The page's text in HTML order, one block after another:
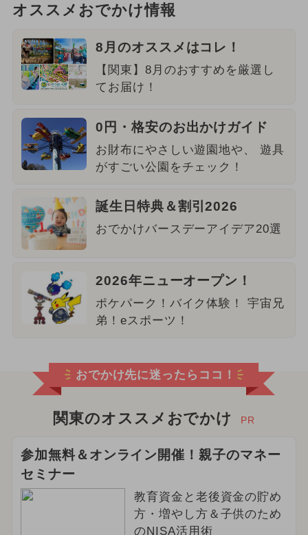
オススメおでかけ情報
8月のオススメはコレ！
【関東】8月のおすすめを厳選し
てお届け！
0円・格安のお出かけガイド
お財布にやさしい遊園地や、 遊具
がすごい公園をチェック！
誕生日特典＆割引2026
おでかけバースデーアイデア20選
2026年ニューオープン！
ポケパーク！バイク体験！ 宇宙兄
弟！eスポーツ！
おでかけ先に迷ったらココ！
関東のオススメおでかけ PR
参加無料＆オンライン開催！親子のマネー
セミナー
教育資金と老後資金の貯め
方・増やし方＆子供のため
のNISA活用術